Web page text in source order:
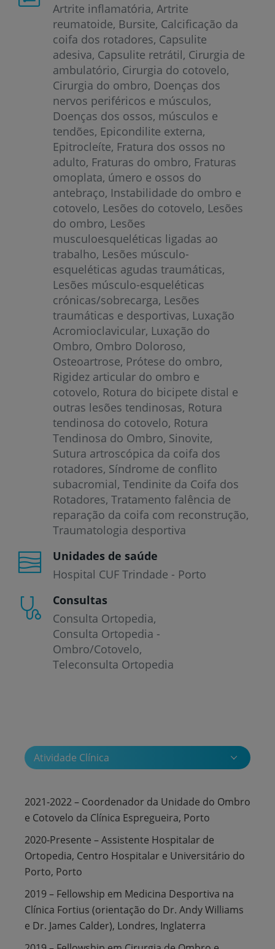
Artrite inflamatória Artrite
reumatoide Bursite Calcificação da
coifa dos rotadores Capsulite
adesiva Capsulite retrátil Cirurgia de
ambulatório Cirurgia do cotovelo
Cirurgia do ombro Doenças dos
nervos periféricos e músculos
Doenças dos ossos, músculos e
tendões Epicondilite externa
Epitrocleíte Fratura dos ossos no
adulto Fraturas do ombro Fraturas
omoplata, úmero e ossos do
antebraço Instabilidade do ombro e
cotovelo Lesões do cotovelo Lesões
do ombro Lesões
musculoesqueléticas ligadas ao
trabalho Lesões músculo-
esqueléticas agudas traumáticas
Lesões músculo-esqueléticas
crónicas/sobrecarga Lesões
traumáticas e desportivas Luxação
Acromioclavicular Luxação do
Ombro Ombro Doloroso
Osteoartrose Prótese do ombro
Rigidez articular do ombro e
cotovelo Rotura do bicipete distal e
outras lesões tendinosas Rotura
tendinosa do cotovelo Rotura
Tendinosa do Ombro Sinovite
Sutura artroscópica da coifa dos
rotadores Síndrome de conflito
subacromial Tendinite da Coifa dos
Rotadores Tratamento falência de
reparação da coifa com reconstrução
Traumatologia desportiva
Unidades de saúde
Hospital CUF Trindade - Porto
Consultas
Consulta Ortopedia
Consulta Ortopedia -
Ombro/Cotovelo
Teleconsulta Ortopedia
Atividade Clínica
2021-2022 – Coordenador da Unidade do Ombro
e Cotovelo da Clínica Espregueira, Porto
2020-Presente – Assistente Hospitalar de
Ortopedia, Centro Hospitalar e Universitário do
Porto, Porto
2019 – Fellowship em Medicina Desportiva na
Clínica Fortius (orientação do Dr. Andy Williams
e Dr. James Calder), Londres, Inglaterra